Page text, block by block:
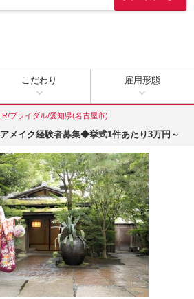
こだわり 雇用形態
ブライダル/愛知県(名古屋市)
アメイク経験者募集◆挙式1件あたり3万円～